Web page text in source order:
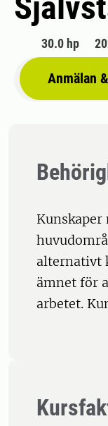
30.0 hp
Anmälan
Kunskaper
alternativt
ämnet för
arbetet.